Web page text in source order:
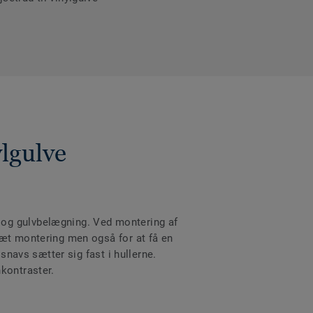
gulvbelægning. Ved montering af
montering men også for at få en
sætter sig fast i hullerne.